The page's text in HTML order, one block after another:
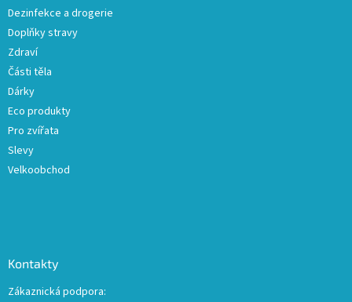
Dezinfekce a drogerie
Doplňky stravy
Zdraví
Části těla
Dárky
Eco produkty
Pro zvířata
Slevy
Velkoobchod
Kontakty
Zákaznická podpora: